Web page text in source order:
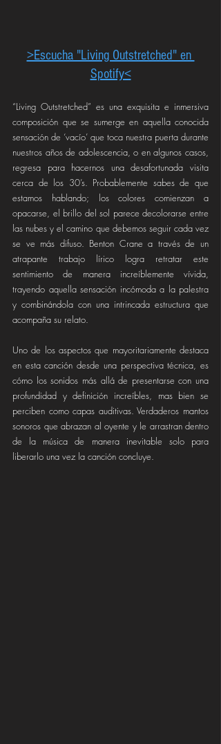
>Escucha "Living Outstretched" en
Spotify<
“Living Outstretched” es una exquisita e inmersiva
composición que se sumerge en aquella conocida
sensación de ‘vacío’ que toca nuestra puerta durante
nuestros años de adolescencia, o en algunos casos,
regresa para hacernos una desafortunada visita
cerca de los 30’s. Probablemente sabes de que
estamos hablando; los colores comienzan a
opacarse, el brillo del sol parece decolorarse entre
las nubes y el camino que debemos seguir cada vez
se ve más difuso. Benton Crane a través de un
atrapante trabajo lírico logra retratar este
sentimiento de manera increíblemente vívida,
trayendo aquella sensación incómoda a la palestra
y combinándola con una intrincada estructura que
acompaña su relato.
Uno de los aspectos que mayoritariamente destaca
en esta canción desde una perspectiva técnica, es
cómo los sonidos más allá de presentarse con una
profundidad y definición increíbles, mas bien se
perciben como capas auditivas. Verdaderos mantos
sonoros que abrazan al oyente y le arrastran dentro
de la música de manera inevitable solo para
liberarlo una vez la canción concluye.